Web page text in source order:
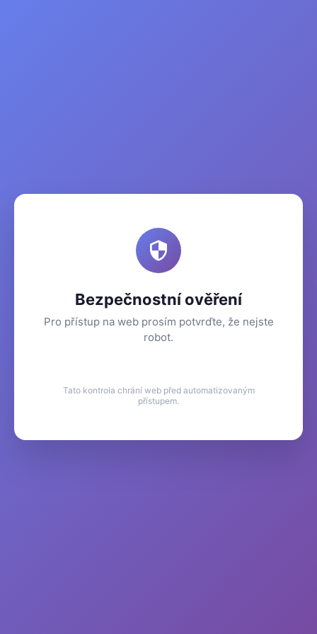
Bezpečnostní ověření
Pro přístup na web prosím potvrďte, že nejste
robot.
Tato kontrola chrání web před automatizovaným
přístupem.